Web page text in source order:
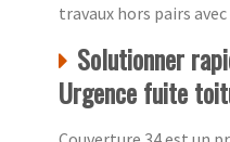
travaux hors pairs
Solutionner
Urgence fuite